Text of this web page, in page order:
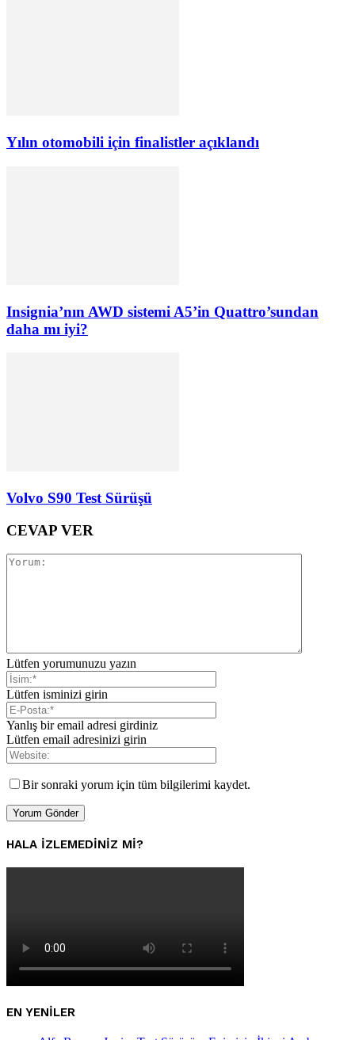
Yılın otomobili için finalistler açıklandı
Insignia’nın AWD sistemi A5’in Quattro’sundan
daha mı iyi?
Volvo S90 Test Sürüşü
CEVAP VER
Lütfen yorumunuzu yazın
Lütfen isminizi girin
Yanlış bir email adresi girdiniz
Lütfen email adresinizi girin
Bir sonraki yorum için tüm bilgilerimi kaydet.
HALA IZLEMEDINIZ MI?
EN YENILER